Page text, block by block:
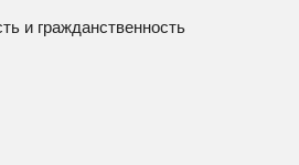
и гражданственность